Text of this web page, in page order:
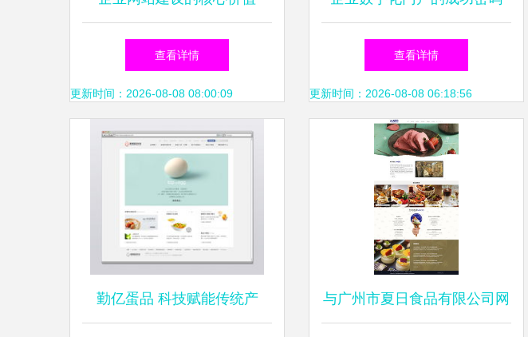
查看详情
更新时间：2026-08-08 08:00:09
万户网络如何以17年经验赋能
广州与深圳企业网站建设
查看详情
更新时间：2026-08-08 06:18:56
勤亿蛋品 科技赋能传统产 与广州市夏日食品有限公司网